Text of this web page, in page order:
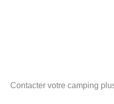
Contacter votre camping